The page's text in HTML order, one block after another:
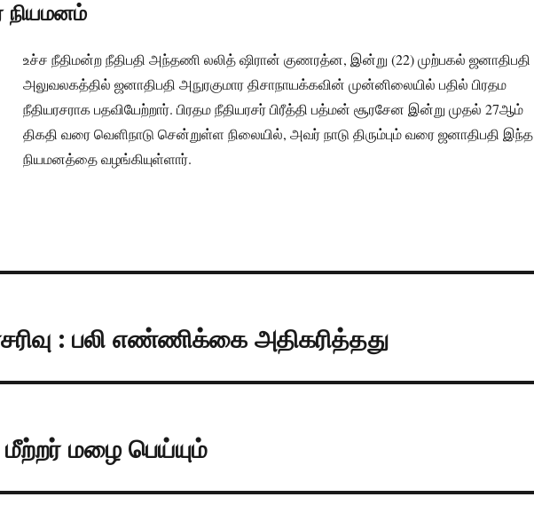
நியமனம்
உச்ச நீதிமன்ற நீதிபதி அந்தணி லலித் ஷிரான் குணரத்ன, இன்று (22) முற்பகல் ஜனாதிபதி
அலுவலகத்தில் ஜனாதிபதி அநுரகுமார திசாநாயக்கவின் முன்னிலையில் பதில் பிரதம
நீதியரசராக பதவியேற்றார். பிரதம நீதியரசர் பிரீத்தி பத்மன் சூரசேன இன்று முதல் 27ஆம்
திகதி வரை வெளிநாடு சென்றுள்ள நிலையில், அவர் நாடு திரும்பும் வரை ஜனாதிபதி இந்த
நியமனத்தை வழங்கியுள்ளார்.
: பலி எண்ணிக்கை அதிகரித்தது
மழை பெய்யும்